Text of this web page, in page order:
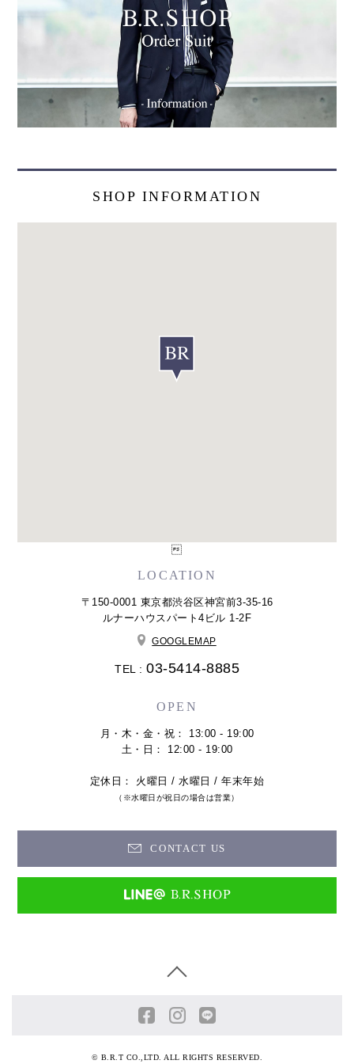
SHOP INFORMATION
LOCATION
〒150-0001 東京都渋谷区神宮前3-35-16
ルナーハウスパート4ビル 1-2F
GOOGLEMAP
TEL : 03-5414-8885
OPEN
月・木・金・祝： 13:00 - 19:00
土・日： 12:00 - 19:00
定休日： 火曜日 / 水曜日 / 年末年始
（※水曜日が祝日の場合は営業）
CONTACT US
© B.R.T CO.,LTD. ALL RIGHTS RESERVED.